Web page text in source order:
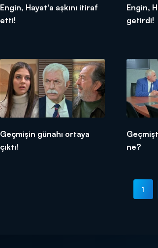
Engin, Hayat'a aşkını itiraf
etti!
Engin,
getirdi!
Geçmişin günahı ortaya
çıktı!
ne?
1